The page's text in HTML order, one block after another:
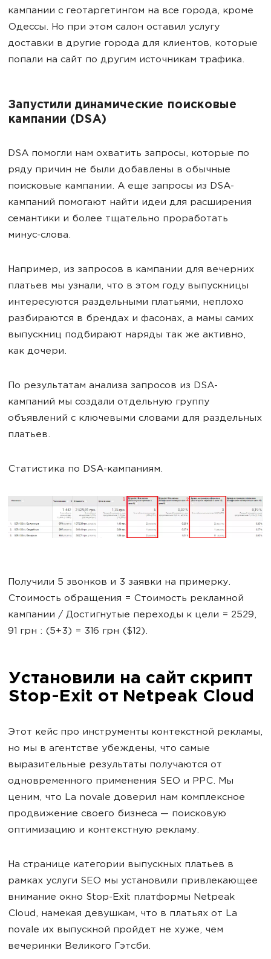
кампании с геотаргетингом на все города, кроме
Одессы. Но при этом салон оставил услугу
доставки в другие города для клиентов, которые
попали на сайт по другим источникам трафика.
Запустили динамические поисковые
кампании (DSA)
DSA помогли нам охватить запросы, которые по
ряду причин не были добавлены в обычные
поисковые кампании. А еще запросы из DSA-
кампаний помогают найти идеи для расширения
семантики и более тщательно проработать
минус-слова.
Например, из запросов в кампании для вечерних
платьев мы узнали, что в этом году выпускницы
интересуются раздельными платьями, неплохо
разбираются в брендах и фасонах, а мамы самих
выпускниц подбирают наряды так же активно,
как дочери.
По результатам анализа запросов из DSA-
кампаний мы создали отдельную группу
объявлений с ключевыми словами для раздельных
платьев.
Статистика по DSA-кампаниям.
Получили 5 звонков и 3 заявки на примерку.
Стоимость обращения = Стоимость рекламной
кампании / Достигнутые переходы к цели = 2529,
91 грн : (5+3) = 316 грн ($12).
Установили на сайт скрипт
Stop-Exit от Netpeak Cloud
Этот кейс про инструменты контекстной рекламы,
но мы в агентстве убеждены, что самые
выразительные результаты получаются от
одновременного применения SEO и PPC. Мы
ценим, что La novale доверил нам комплексное
продвижение своего бизнеса — поисковую
оптимизацию и контекстную рекламу.
На странице категории выпускных платьев в
рамках услуги SEO мы установили привлекающее
внимание окно Stop-Exit платформы Netpeak
Cloud, намекая девушкам, что в платьях от La
novale их выпускной пройдет не хуже, чем
вечеринки Великого Гэтсби.